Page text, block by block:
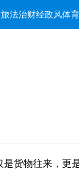
法治财经政风体育
货物往来，更